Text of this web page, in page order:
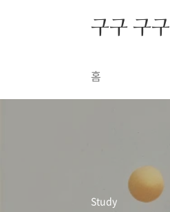
구구 구구
홈
Study